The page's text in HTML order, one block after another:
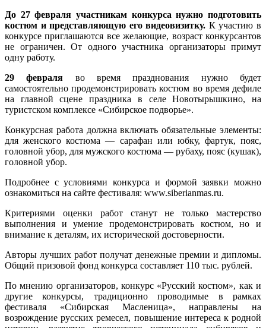
До 27 февраля участникам конкурса нужно подготовить
костюм и представляющую его видеовизитку. К участию в
конкурсе приглашаются все желающие, возраст конкурсантов
не ограничен. От одного участника организаторы примут
одну работу.
29 февраля во время празднования нужно будет
самостоятельно продемонстрировать костюм во время дефиле
на главной сцене праздника в селе Новотырышкино, на
туристском комплексе «Сибирское подворье».
Конкурсная работа должна включать обязательные элементы:
для женского костюма — сарафан или юбку, фартук, пояс,
головной убор, для мужского костюма — рубаху, пояс (кушак),
головной убор.
Подробнее с условиями конкурса и формой заявки можно
ознакомиться на сайте фестиваля: www.siberianmas.ru.
Критериями оценки работ станут не только мастерство
выполнения и умение продемонстрировать костюм, но и
внимание к деталям, их исторической достоверности.
Авторы лучших работ получат денежные премии и дипломы.
Общий призовой фонд конкурса составляет 110 тыс. рублей.
По мнению организаторов, конкурс «Русский костюм», как и
другие конкурсы, традиционно проводимые в рамках
фестиваля «Сибирская Масленица», направлены на
возрождение русских ремесел, повышение интереса к родной